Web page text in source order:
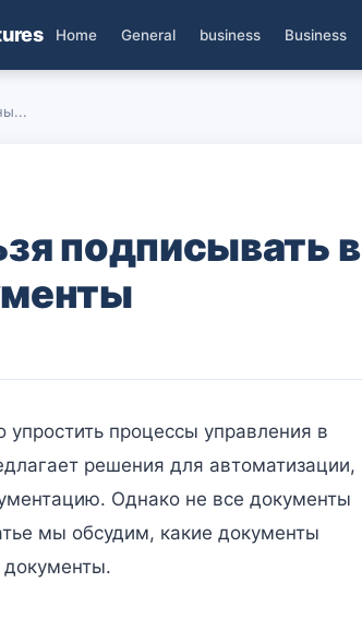
Home General business Business
подписывать в
процессы управления в
решения для автоматизации,
Однако не все документы
мы обсудим, какие документы